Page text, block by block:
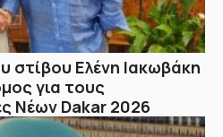
στίβου Ελένη Ιακωβάκη
για τους
Νέων Dakar 2026